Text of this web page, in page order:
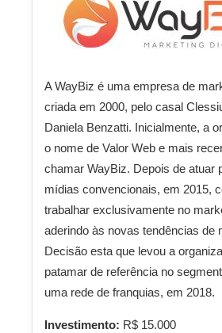
A WayBiz é uma empresa de
criada em 2000, pelo casal
Daniela Benzatti. Inicialmente, a
o nome de Valor Web e mais
chamar WayBiz. Depois de atuar
mídias convencionais, em 2015,
trabalhar exclusivamente no
aderindo às novas tendências de
Decisão esta que levou a
patamar de referência no
uma rede de franquias, em 2018.
Investimento: R$ 15.000